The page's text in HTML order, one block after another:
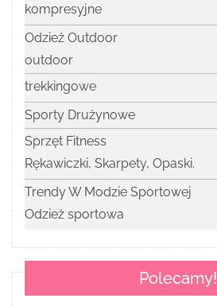
kompresyjne
Odzież Outdoor
outdoor
trekkingowe
Sporty Drużynowe
Sprzęt Fitness
Rękawiczki, Skarpety, Opaski.
Trendy W Modzie Sportowej
Odzież sportowa
Polecamy!